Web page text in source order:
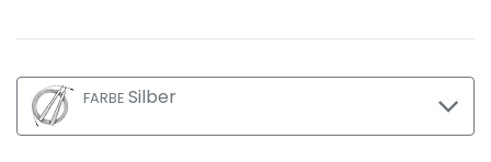
FARBE Silber